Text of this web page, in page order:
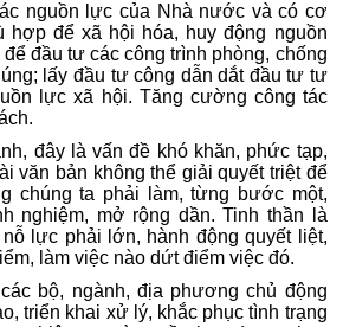
nguồn lực của Nhà nước và có cơ
hợp để xã hội hóa, huy động nguồn
đầu tư các công trình phòng, chống
lấy đầu tư công dẫn dắt đầu tư tư
lực xã hội. Tăng cường công tác
đây là vấn đề khó khăn, phức tạp,
văn bản không thể giải quyết triệt để
chúng ta phải làm, từng bước một,
nghiệm, mở rộng dần. Tinh thần là
lực phải lớn, hành động quyết liệt,
làm việc nào dứt điểm việc đó.
bộ, ngành, địa phương chủ động
triển khai xử lý, khắc phục tình trạng